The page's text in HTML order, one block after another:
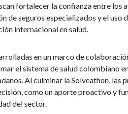
fortalecer la confianza entre los
de seguros especializados y el
internacional en salud.
en un marco de
el sistema de salud colombiano
Al culminar la Solveathon, las
como un aporte proactivo y
del sector.